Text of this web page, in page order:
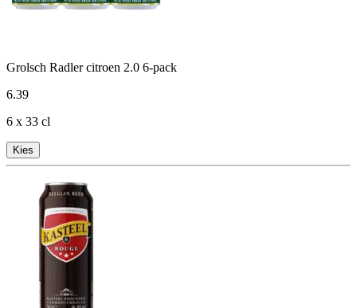
Grolsch Radler citroen 2.0 6-pack
6.39
6 x 33 cl
Kies